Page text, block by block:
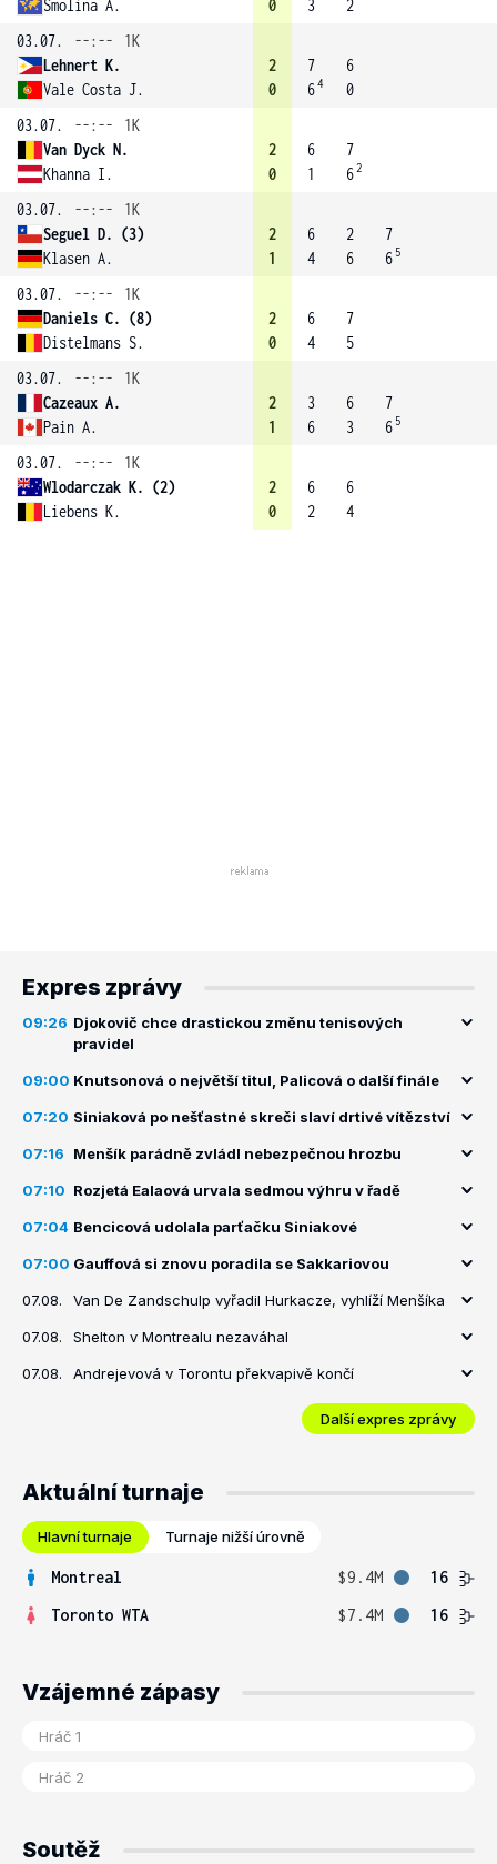
Smolina A. 0 3
2
03.07.
--:--
1K
Lehnert K.
Vale Costa J.
2
0
7
64
6
0
03.07.
--:--
1K
Van Dyck N.
Khanna I.
2
0
6
1
7
62
03.07. --:--
1K
Seguel D. (3)
Klasen A.
2
1
6
4
2
6
7
6 5
03.07. --:--
1K
Daniels C. (8)
Distelmans S.
2
0
6
4
7
5
03.07.
--:--
1K
Cazeaux A.
Pain A.
2
1
3
6
6
3
7
6 5
03.07. --:--
1K
Wlodarczak K. (2)
Liebens K.
2
0
6
2
6
4
Expres zprávy
09:26 Djokovič chce drastickou změnu tenisových
pravidel
09:00 Knutsonová o největší titul, Palicová o další finále
07:20 Siniaková po nešťastné skreči slaví drtivé vítězství
07:16 Menšík parádně zvládl nebezpečnou hrozbu
07:10 Rozjetá Ealaová urvala sedmou výhru v řadě
07:04 Bencicová udolala parťačku Siniakové
07:00 Gauffová si znovu poradila se Sakkariovou
07.08. Van De Zandschulp vyřadil Hurkacze, vyhlíží Menšíka
07.08. Shelton v Montrealu nezaváhal
07.08. Andrejevová v Torontu překvapivě končí
Další expres zprávy
Aktuální turnaje
Hlavní turnaje Turnaje nižší úrovně
Montreal $9.4M
16
Toronto WTA
$7.4M 16
Vzájemné zápasy
Soutěž